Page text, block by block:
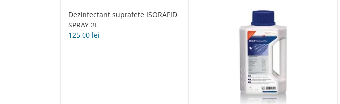
Dezinfectant suprafete ISORAPID
SPRAY 2L
125,00 lei